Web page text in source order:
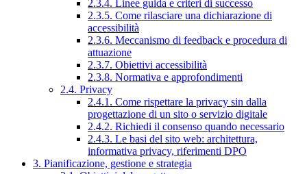
2.3.4. Linee guida e criteri di successo
2.3.5. Come rilasciare una dichiarazione di
accessibilità
2.3.6. Meccanismo di feedback e procedura di
attuazione
2.3.7. Obiettivi accessibilità
2.3.8. Normativa e approfondimenti
2.4. Privacy
2.4.1. Come rispettare la privacy sin dalla
progettazione di un sito o servizio digitale
2.4.2. Richiedi il consenso quando necessario
2.4.3. Le basi del sito web: architettura,
informativa privacy, riferimenti DPO
3. Pianificazione, gestione e strategia